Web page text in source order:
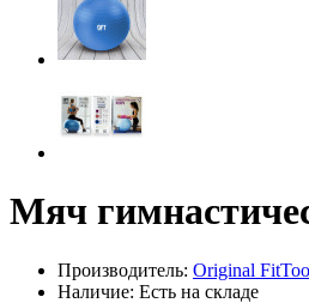
Мяч
Производитель: Original
Наличие: Есть на складе